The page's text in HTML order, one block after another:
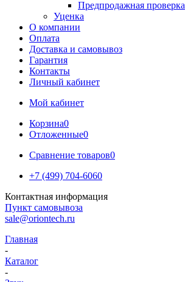
Предпродажная проверка
Уценка
О компании
Оплата
Доставка и самовывоз
Гарантия
Контакты
Личный кабинет
Мой кабинет
Корзина0
Отложенные0
Сравнение товаров0
+7 (499) 704-6060
Контактная информация
Пункт самовывоза
sale@oriontech.ru
Главная
-
Каталог
-